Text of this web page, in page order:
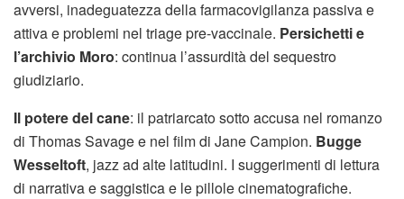
avversi, inadeguatezza della farmacovigilanza passiva e
attiva e problemi nel triage pre-vaccinale. Persichetti e
l’archivio Moro: continua l’assurdità del sequestro
giudiziario.
Il potere del cane: il patriarcato sotto accusa nel romanzo
di Thomas Savage e nel film di Jane Campion. Bugge
Wesseltoft, jazz ad alte latitudini. I suggerimenti di lettura
di narrativa e saggistica e le pillole cinematografiche.